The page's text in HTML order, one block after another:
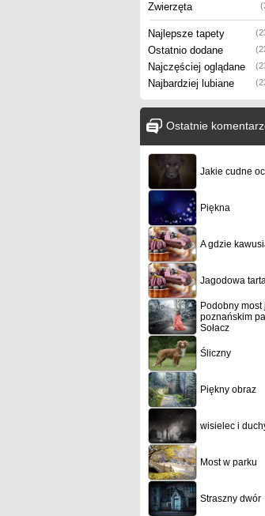
Zwierzęta
Najlepsze tapety
Ostatnio dodane
Najczęściej oglądane
Najbardziej lubiane
Ostatnie
Jakie cudne
Piękna
A gdzie
Jagodowa
Podobny most
poznańskim
Sołacz
Śliczny
Piękny obraz
wisielec i
Most w parku
Straszny dwór